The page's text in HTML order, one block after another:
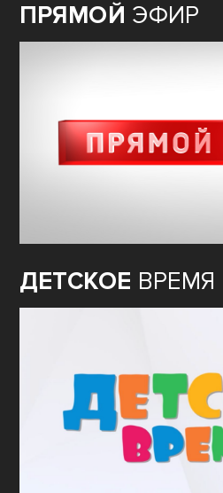
ПРЯМОЙ ЭФИР
ДЕТСКОЕ ВРЕМЯ